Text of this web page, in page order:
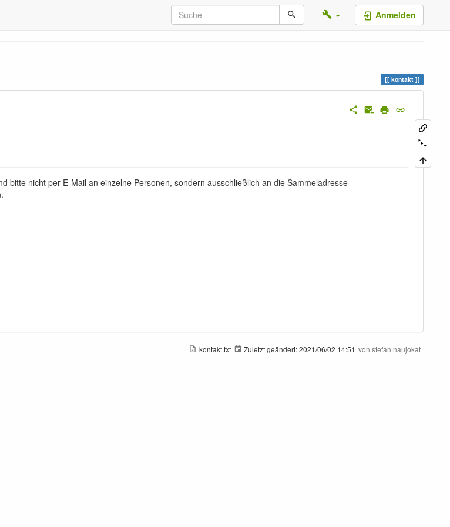
Anmelden
kontakt
bitte nicht per E-Mail an einzelne Personen, sondern ausschließlich an die Sammeladresse
kontakt.txt Zuletzt geändert:2021/06/02 14:51 von stefan.naujokat